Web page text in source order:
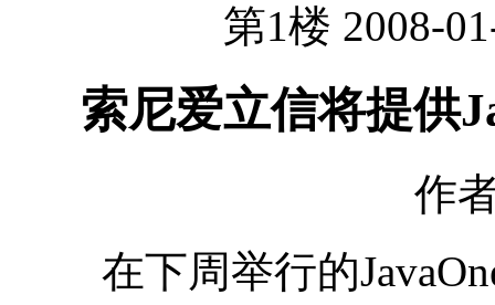
第1楼 2008-
索尼爱立信将提供
作
在下周举行的